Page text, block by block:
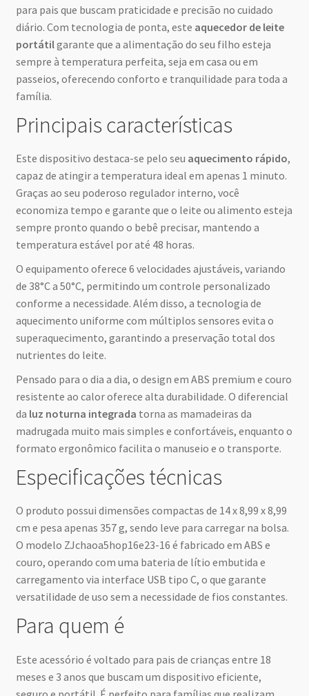
para pais que buscam praticidade e precisão no cuidado
diário. Com tecnologia de ponta, este aquecedor de leite
portátilgarante que a alimentação do seu filho esteja
sempre à temperatura perfeita, seja em casa ou em
passeios, oferecendo conforto e tranquilidade para toda a
família.
Principais características
Este dispositivo destaca-se pelo seu aquecimento rápido,
capaz de atingir a temperatura ideal em apenas 1 minuto.
Graças ao seu poderoso regulador interno, você
economiza tempo e garante que o leite ou alimento esteja
sempre pronto quando o bebê precisar, mantendo a
temperatura estável por até 48 horas.
O equipamento oferece 6 velocidades ajustáveis, variando
de 38°C a 50°C, permitindo um controle personalizado
conforme a necessidade. Além disso, a tecnologia de
aquecimento uniforme com múltiplos sensores evita o
superaquecimento, garantindo a preservação total dos
nutrientes do leite.
Pensado para o dia a dia, o design em ABS premium e couro
resistente ao calor oferece alta durabilidade. O diferencial
da luz noturna integrada torna as mamadeiras da
madrugada muito mais simples e confortáveis, enquanto o
formato ergonômico facilita o manuseio e o transporte.
Especificações técnicas
O produto possui dimensões compactas de 14 x 8,99 x 8,99
cm e pesa apenas 357 g, sendo leve para carregar na bolsa.
O modelo ZJchaoa5hop16e23-16 é fabricado em ABS e
couro, operando com uma bateria de lítio embutida e
carregamento via interface USB tipo C, o que garante
versatilidade de uso sem a necessidade de fios constantes.
Para quem é
Este acessório é voltado para pais de crianças entre 18
meses e 3 anos que buscam um dispositivo eficiente,